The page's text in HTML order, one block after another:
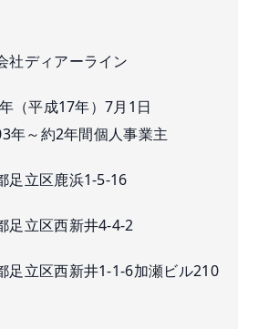
社ディアーライン
（平成17年）7月1日
年～約2年間個人事業主
足立区鹿浜1-5-16
足立区西新井4-4-2
足立区西新井1-1-6加瀬ビル210